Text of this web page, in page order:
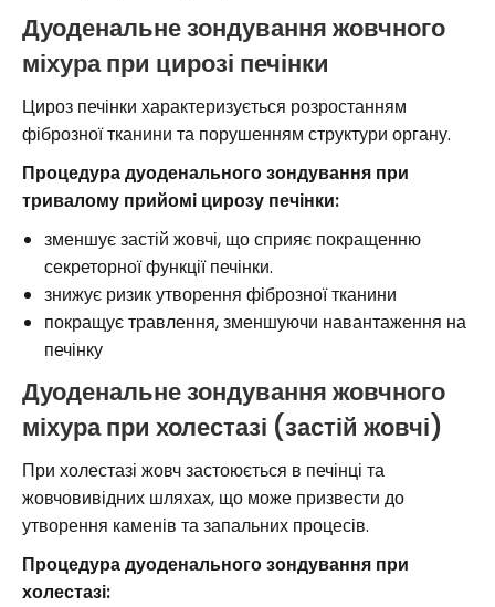
Дуоденальне зондування жовчного
міхура при цирозі печінки
Цироз печінки характеризується розростанням
фіброзної тканини та порушенням структури органу.
Процедура дуоденального зондування при
тривалому прийомі цирозу печінки:
зменшує застій жовчі, що сприяє покращенню
секреторної функції печінки.
знижує ризик утворення фіброзної тканини
покращує травлення, зменшуючи навантаження на
печінку
Дуоденальне зондування жовчного
міхура при холестазі (застій жовчі)
При холестазі жовч застоюється в печінці та
жовчовивідних шляхах, що може призвести до
утворення каменів та запальних процесів.
Процедура дуоденального зондування при
холестазі: